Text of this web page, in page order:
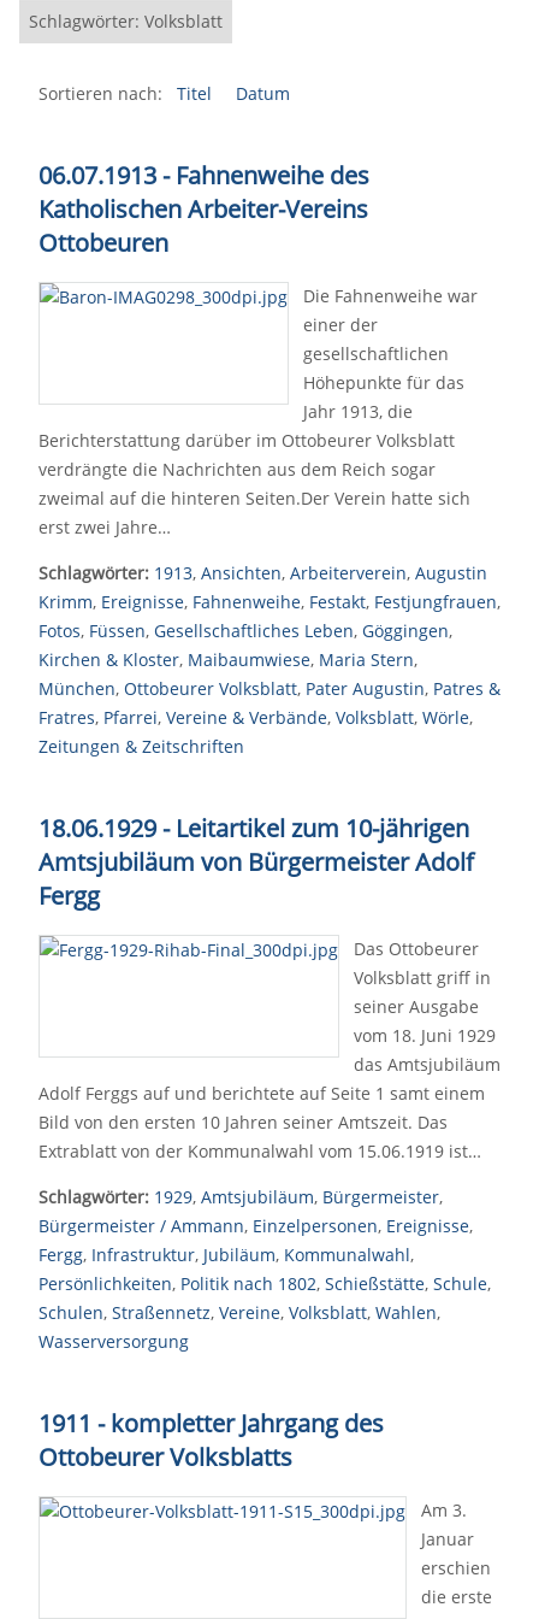
Schlagwörter: Volksblatt
Sortieren nach: Titel Datum
06.07.1913 - Fahnenweihe des
Katholischen Arbeiter-Vereins
Ottobeuren
Die Fahnenweihe war
einer der
gesellschaftlichen
Höhepunkte für das
Jahr 1913, die
Berichterstattung darüber im Ottobeurer Volksblatt
verdrängte die Nachrichten aus dem Reich sogar
zweimal auf die hinteren Seiten.Der Verein hatte sich
erst zwei Jahre…
Schlagwörter: 1913, Ansichten, Arbeiterverein, Augustin
Krimm, Ereignisse, Fahnenweihe, Festakt, Festjungfrauen,
Fotos, Füssen, Gesellschaftliches Leben, Göggingen,
Kirchen & Kloster, Maibaumwiese, Maria Stern,
München, Ottobeurer Volksblatt, Pater Augustin, Patres &
Fratres, Pfarrei, Vereine & Verbände, Volksblatt, Wörle,
Zeitungen & Zeitschriften
18.06.1929 - Leitartikel zum 10-jährigen
Amtsjubiläum von Bürgermeister Adolf
Fergg
Das Ottobeurer
Volksblatt griff in
seiner Ausgabe
vom 18. Juni 1929
das Amtsjubiläum
Adolf Ferggs auf und berichtete auf Seite 1 samt einem
Bild von den ersten 10 Jahren seiner Amtszeit. Das
Extrablatt von der Kommunalwahl vom 15.06.1919 ist…
Schlagwörter: 1929, Amtsjubiläum, Bürgermeister,
Bürgermeister / Ammann, Einzelpersonen, Ereignisse,
Fergg, Infrastruktur, Jubiläum, Kommunalwahl,
Persönlichkeiten, Politik nach 1802, Schießstätte, Schule,
Schulen, Straßennetz, Vereine, Volksblatt, Wahlen,
Wasserversorgung
1911 - kompletter Jahrgang des
Ottobeurer Volksblatts
Am 3.
Januar
erschien
die erste